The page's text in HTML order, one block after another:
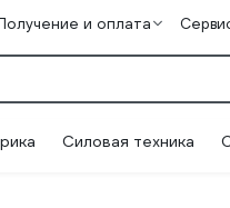
и оплата
Силовая техника